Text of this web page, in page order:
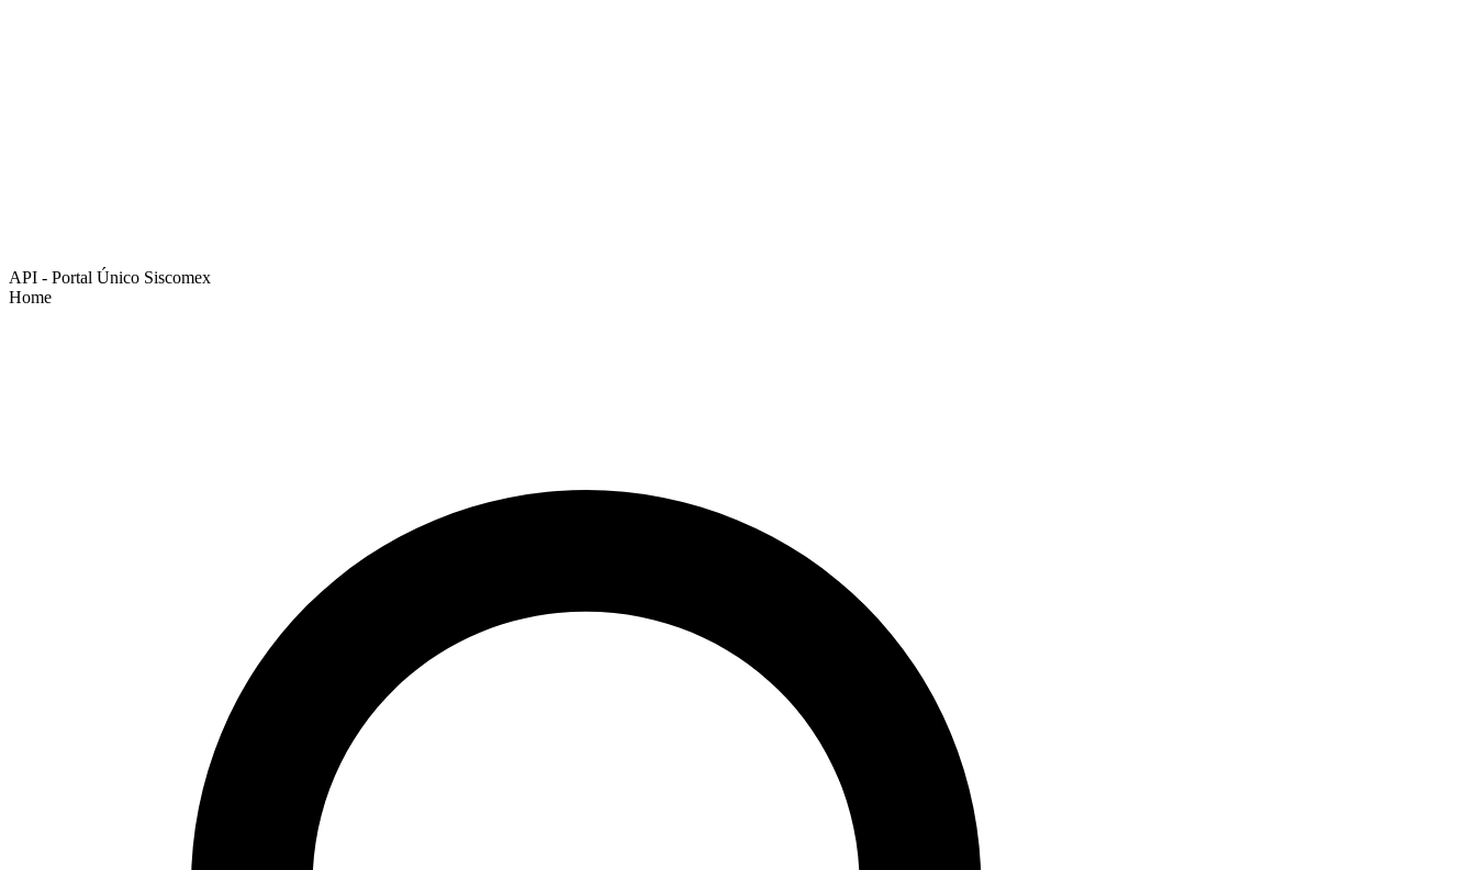
API - Portal Único Siscomex
Home